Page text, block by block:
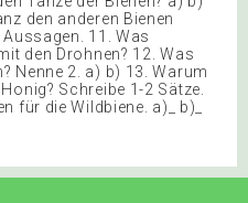
den anderen Bienen
11. Was
den Drohnen? 12. Was
Nenne 2. a) b) 13. Warum
Schreibe 1-2 Sätze.
für die Wildbiene. a)_ b)_